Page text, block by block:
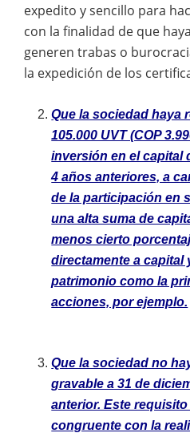
expedito y sencillo para
con la finalidad de que
generen trabas o
la expedición de los
Que la sociedad haya
105.000 UVT (COP
inversión en el capital
4 años anteriores, a
de la participación en
una alta suma de
menos cierto
directamente a capital
patrimonio como la
acciones, por ejemplo.
Que la sociedad no
gravable a 31 de
anterior. Este
congruente con la